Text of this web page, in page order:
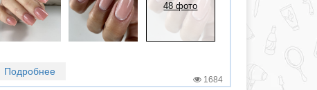
48 фото
Подробнее
1684